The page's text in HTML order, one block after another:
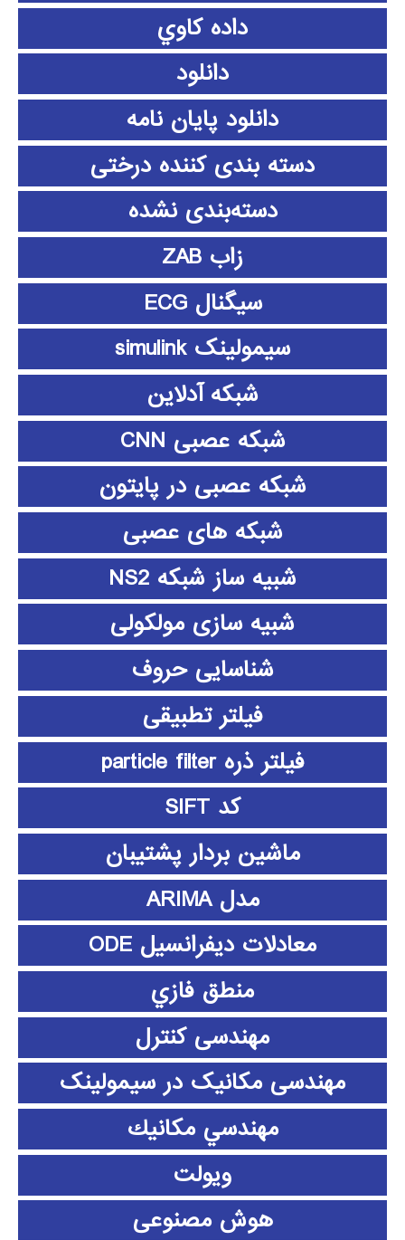
داده كاوي
دانلود
دانلود پايان نامه
دسته بندی کننده درختی
دسته‌بندی نشده
زاب ZAB
سیگنال ECG
سیمولینک simulink
شبکه آدلاین
شبکه عصبی CNN
شبکه عصبی در پایتون
شبکه های عصبی
شبیه ساز شبکه NS2
شبیه سازی مولکولی
شناسایی حروف
فیلتر تطبیقی
فیلتر ذره particle filter
کد SIFT
ماشین بردار پشتیبان
مدل ARIMA
معادلات دیفرانسیل ODE
منطق فازي
مهندسی کنترل
مهندسی مکانیک در سیمولینک
مهندسي مكانيك
ویولت
هوش مصنوعی